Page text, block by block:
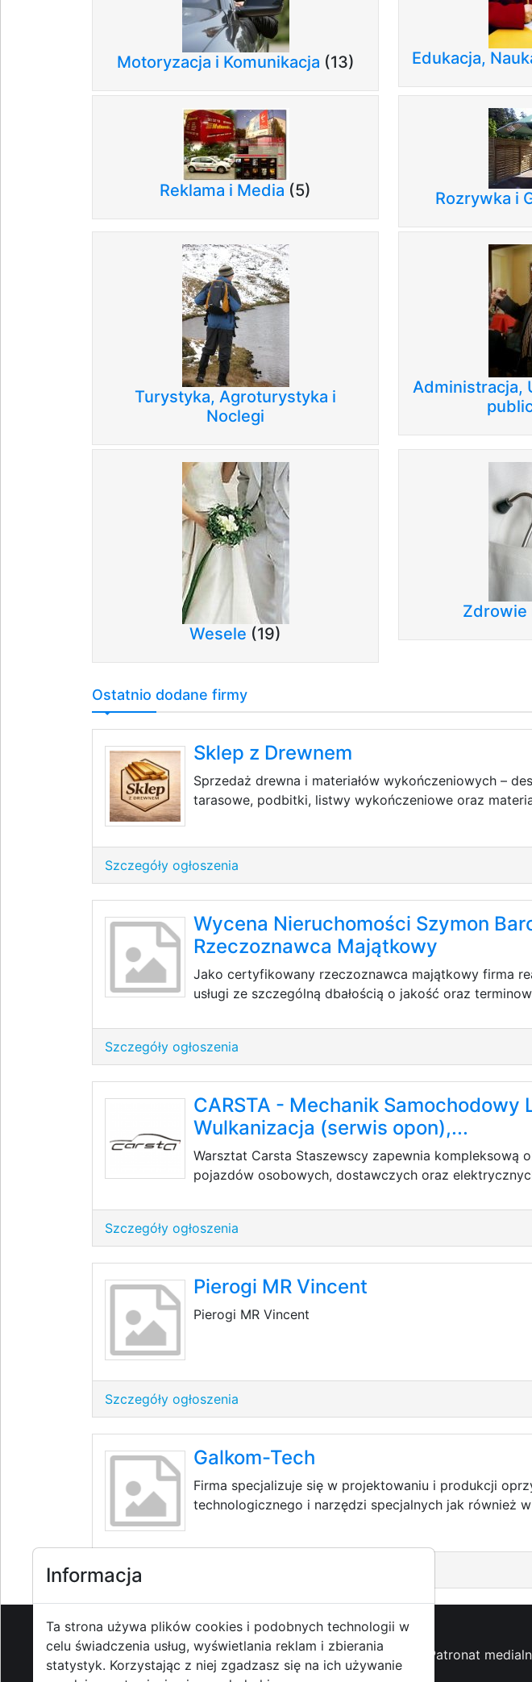
Motoryzacja i Komunikacja (13) Edukacja,
Reklama i Media (5) Rozrywka i
Turystyka, Agroturystyka i
Noclegi
Administracja,
Wesele (19)
Zdrowie
Ostatnio dodane firmy
Sklep z Drewnem
Sprzedaż drewna i materiałów wykończeniowych –
tarasowe, podbitki, listwy wykończeniowe oraz
Szczegóły ogłoszenia
Wycena Nieruchomości Szymon
Rzeczoznawca Majątkowy
Jako certyfikowany rzeczoznawca majątkowy firma
usługi ze szczególną dbałością o jakość oraz
Szczegóły ogłoszenia
CARSTA - Mechanik Samochodowy
Wulkanizacja (serwis opon),...
Warsztat Carsta Staszewscy zapewnia kompleksową
pojazdów osobowych, dostawczych oraz
Szczegóły ogłoszenia
Pierogi MR Vincent
Pierogi MR Vincent
Szczegóły ogłoszenia
Galkom-Tech
Firma specjalizuje się w projektowaniu i produkcji
technologicznego i narzędzi specjalnych jak również
Szczegóły ogłoszenia
O strzyzowiak.pl-Reklama -Pomoc (FAQ) Patronat
Informacja
Ta strona używa plików cookies i podobnych technologii w
celu świadczenia usług, wyświetlania reklam i zbierania
statystyk. Korzystając z niej zgadzasz się na ich używanie